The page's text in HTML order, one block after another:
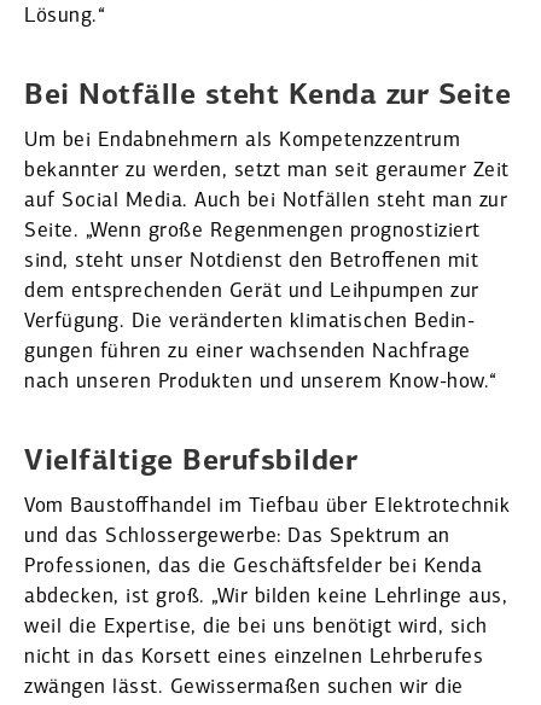
Lösung.“
Bei Notfälle steht Kenda zur Seite
Um bei Endab­nehmern als Kompe­tenz­zentrum
bekannter zu werden, setzt man seit geraumer Zeit
auf Social Media. Auch bei Notfällen steht man zur
Seite. „Wenn große Regen­mengen prognos­ti­ziert
sind, steht unser Notdienst den Betrof­fenen mit
dem entspre­chenden Gerät und Leihpumpen zur
Verfügung. Die verän­derten klima­ti­schen Bedin­
gungen führen zu einer wachsenden Nachfrage
nach unseren Produkten und unserem Know-how.“
Vielfältige Berufs­bilder
Vom Baustoff­handel im Tiefbau über Elektro­technik
und das Schlos­ser­ge­werbe: Das Spektrum an
Profes­sionen, das die Geschäfts­felder bei Kenda
abdecken, ist groß. „Wir bilden keine Lehrlinge aus,
weil die Expertise, die bei uns benötigt wird, sich
nicht in das Korsett eines einzelnen Lehrbe­rufes
zwängen lässt. Gewis­ser­maßen suchen wir die